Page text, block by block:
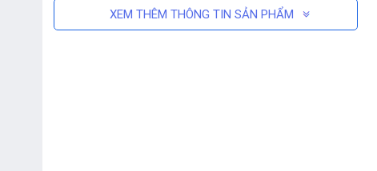
XEM THÊM THÔNG TIN SẢN PHẨM